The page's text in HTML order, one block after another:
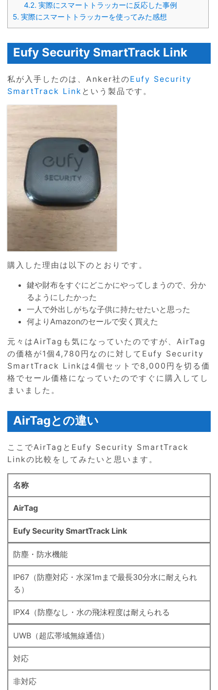
4.2. 実際にスマートトラッカーに反応した事例
5. 実際にスマートトラッカーを使ってみた感想
Eufy Security SmartTrack Link
私が入手したのは、Anker社のEufy Security
SmartTrack Link という製品です。
購入した理由は以下のとおりです。
鍵や財布をすぐにどこかにやってしまうので、分か
るようにしたかった
一人で外出しがちな子供に持たせたいと思った
何よりAmazonのセールで安く買えた
元々はAirTagも気になっていたのですが、AirTag
の価格が1個4,780円なのに対してEufy Security
SmartTrack Linkは4個セットで8,000円を切る価
格でセール価格になっていたのですぐに購入してし
まいました。
AirTagとの違い
ここでAirTagとEufy Security SmartTrack
Linkの比較をしてみたいと思います。
名称
AirTag
Eufy Security SmartTrack Link
防塵・防水機能
IP67（防塵対応・水深1mまで最長30分水に耐えられ
る）
IPX4（防塵なし・水の飛沫程度は耐えられる
UWB（超広帯域無線通信）
対応
非対応